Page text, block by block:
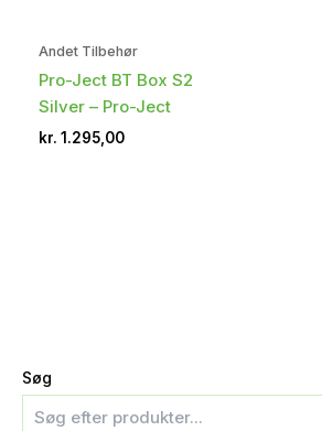
Søg
Andet Tilbehør
Pro-Ject BT Box S2
Silver – Pro-Ject
kr. 1.295,00